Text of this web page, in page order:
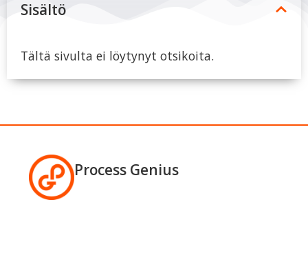
Sisältö
Tältä sivulta ei löytynyt otsikoita.
Process Genius